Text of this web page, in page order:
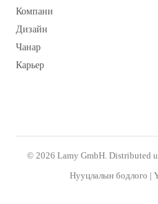
Компани
Дизайн
Чанар
Карьер
© 2026 Lamy GmbH. Distributed
Нууцлалын бодлого |